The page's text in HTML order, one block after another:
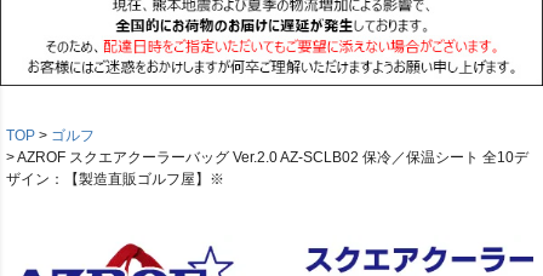
TOP
ゴルフ
AZROF スクエアクーラーバッグ Ver.2.0 AZ-SCLB02 保冷／保温シート 全10デ
ザイン：【製造直販ゴルフ屋】※